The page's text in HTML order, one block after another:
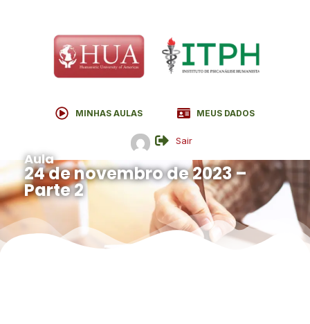
MINHAS AULAS MEUS DADOS
Sair
Aula
24 de novembro de 2023 –
Parte 2